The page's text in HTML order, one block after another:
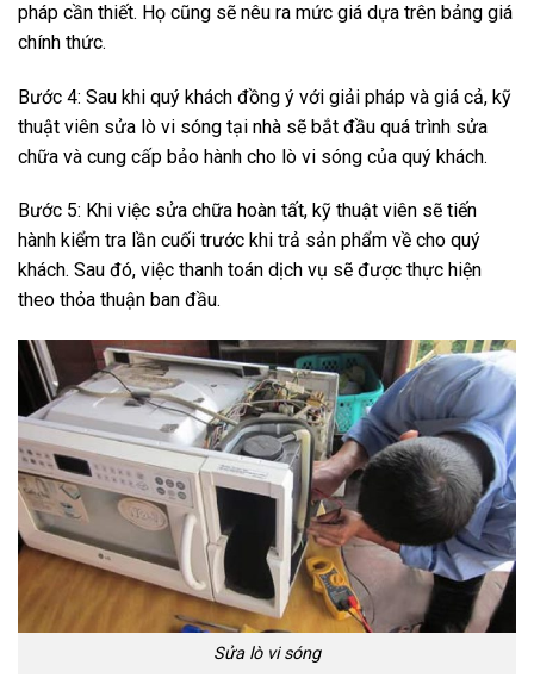
pháp cần thiết. Họ cũng sẽ nêu ra mức giá dựa trên bảng giá
chính thức.
Bước 4: Sau khi quý khách đồng ý với giải pháp và giá cả, kỹ
thuật viên sửa lò vi sóng tại nhà sẽ bắt đầu quá trình sửa
chữa và cung cấp bảo hành cho lò vi sóng của quý khách.
Bước 5: Khi việc sửa chữa hoàn tất, kỹ thuật viên sẽ tiến
hành kiểm tra lần cuối trước khi trả sản phẩm về cho quý
khách. Sau đó, việc thanh toán dịch vụ sẽ được thực hiện
theo thỏa thuận ban đầu.
Sửa lò vi sóng